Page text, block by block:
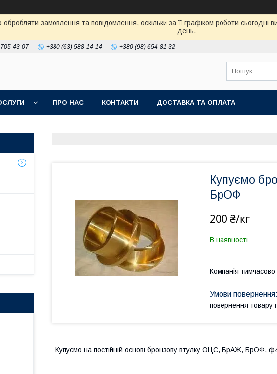
замовлення та повідомлення, оскільки за її графіком роботи
день.
43-07 +380 (63) 588-14-14 +380 (98) 654-81-32
ПРО НАС КОНТАКТИ ДОСТАВКА ТА ОПЛАТА
Купуємо
БрОФ
200 ₴/кг
В наявності
Компанія
повернення товару
Купуємо на постійній основі бронзову втулку ОЦС, БрАЖ, БрОФ,